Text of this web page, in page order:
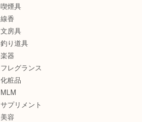
喫煙具
線香
文房具
釣り道具
楽器
フレグランス
化粧品
MLM
サプリメント
美容